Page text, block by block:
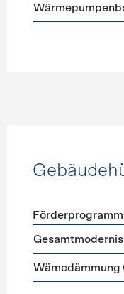
Förderprogramm
Wämedämmung